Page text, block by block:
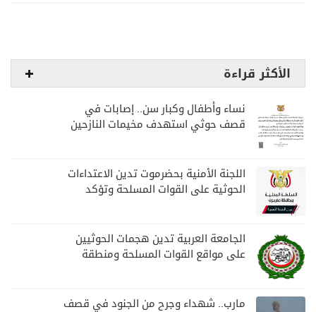
الأكثر قراءة
نساء وأطفال وكبار سن.. إصابات في
قصف حوثي استهدف مخيمات النازحين
اللجنة الأمنية بحضرموت تدين الاعتداءات
الحوثية على القوات المسلحة وتؤكد
الجامعة العربية تدين هجمات الحوثيين
على مواقع القوات المسلحة ومنطقة
مارب.. شهداء وجرح من الجنود في قصف